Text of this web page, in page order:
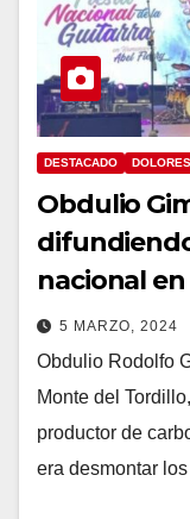
DESTACADO DOLORES
Obdulio
nacional
5 MARZO, 2024
Obdulio Rodolfo
Monte del
productor de
era desmontar